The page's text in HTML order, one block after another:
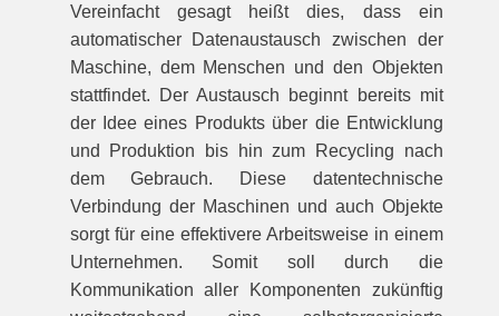
Vereinfacht gesagt heißt dies, dass ein
automatischer Datenaustausch zwischen der
Maschine, dem Menschen und den Objekten
stattfindet. Der Austausch beginnt bereits mit
der Idee eines Produkts über die Entwicklung
und Produktion bis hin zum Recycling nach
dem Gebrauch. Diese datentechnische
Verbindung der Maschinen und auch Objekte
sorgt für eine effektivere Arbeitsweise in einem
Unternehmen. Somit soll durch die
Kommunikation aller Komponenten zukünftig